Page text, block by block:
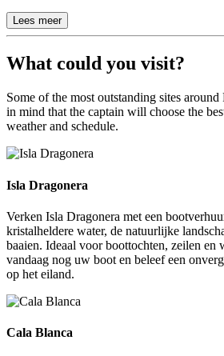
Lees meer
What could you visit?
Some of the most outstanding sites
in mind that the captain will choose the
weather and schedule.
Isla Dragonera
Isla Dragonera
Verken Isla Dragonera met een
kristalheldere water, de natuurlijke
baaien. Ideaal voor boottochten, zeilen en
vandaag nog uw boot en beleef een
op het eiland.
Cala Blanca
Cala Blanca